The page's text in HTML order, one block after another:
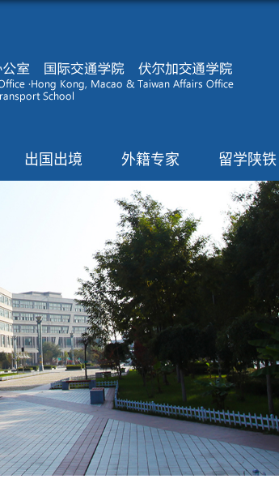
出国出境 外籍专家 留学陕铁